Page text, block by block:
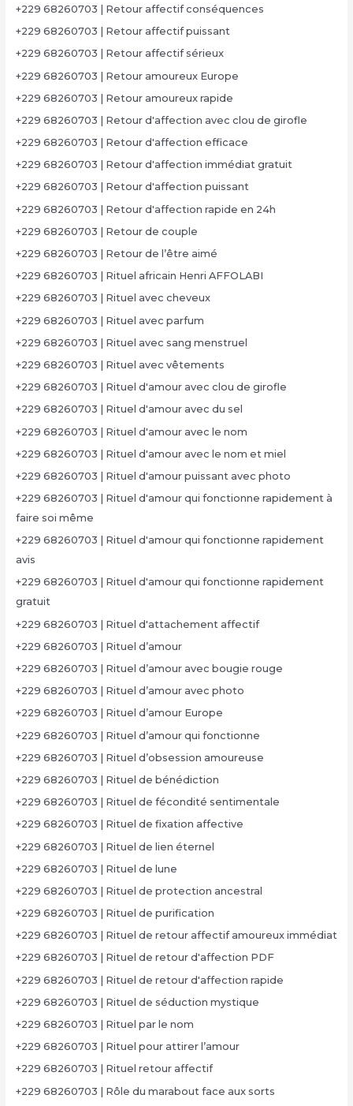
+229 68260703 | Retour affectif conséquences
+229 68260703 | Retour affectif puissant
+229 68260703 | Retour affectif sérieux
+229 68260703 | Retour amoureux Europe
+229 68260703 | Retour amoureux rapide
+229 68260703 | Retour d'affection avec clou de girofle
+229 68260703 | Retour d'affection efficace
+229 68260703 | Retour d'affection immédiat gratuit
+229 68260703 | Retour d'affection puissant
+229 68260703 | Retour d'affection rapide en 24h
+229 68260703 | Retour de couple
+229 68260703 | Retour de l’être aimé
+229 68260703 | Rituel africain Henri AFFOLABI
+229 68260703 | Rituel avec cheveux
+229 68260703 | Rituel avec parfum
+229 68260703 | Rituel avec sang menstruel
+229 68260703 | Rituel avec vêtements
+229 68260703 | Rituel d'amour avec clou de girofle
+229 68260703 | Rituel d'amour avec du sel
+229 68260703 | Rituel d'amour avec le nom
+229 68260703 | Rituel d'amour avec le nom et miel
+229 68260703 | Rituel d'amour puissant avec photo
+229 68260703 | Rituel d'amour qui fonctionne rapidement à
faire soi même
+229 68260703 | Rituel d'amour qui fonctionne rapidement
avis
+229 68260703 | Rituel d'amour qui fonctionne rapidement
gratuit
+229 68260703 | Rituel d'attachement affectif
+229 68260703 | Rituel d’amour
+229 68260703 | Rituel d’amour avec bougie rouge
+229 68260703 | Rituel d’amour avec photo
+229 68260703 | Rituel d’amour Europe
+229 68260703 | Rituel d’amour qui fonctionne
+229 68260703 | Rituel d’obsession amoureuse
+229 68260703 | Rituel de bénédiction
+229 68260703 | Rituel de fécondité sentimentale
+229 68260703 | Rituel de fixation affective
+229 68260703 | Rituel de lien éternel
+229 68260703 | Rituel de lune
+229 68260703 | Rituel de protection ancestral
+229 68260703 | Rituel de purification
+229 68260703 | Rituel de retour affectif amoureux immédiat
+229 68260703 | Rituel de retour d'affection PDF
+229 68260703 | Rituel de retour d'affection rapide
+229 68260703 | Rituel de séduction mystique
+229 68260703 | Rituel par le nom
+229 68260703 | Rituel pour attirer l’amour
+229 68260703 | Rituel retour affectif
+229 68260703 | Rôle du marabout face aux sorts